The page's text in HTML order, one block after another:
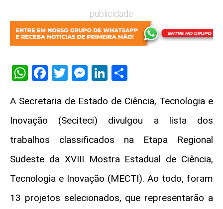
publicidade
WhatsApp
Facebook
Twitter
Messenger
LinkedIn
A Secretaria de Estado de Ciência, Tecnologia e
Inovação (Seciteci) divulgou a lista dos
trabalhos classificados na Etapa Regional
Sudeste da XVIII Mostra Estadual de Ciência,
Tecnologia e Inovação (MECTI). Ao todo, foram
13 projetos selecionados, que representarão a